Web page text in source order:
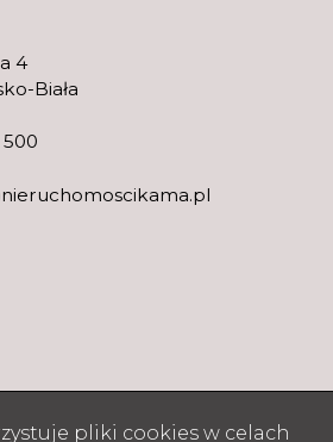
4
Biała
500
pliki cookies w celach